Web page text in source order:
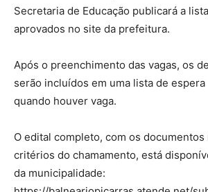
Secretaria de Educação publicará a
aprovados no site da prefeitura.
Após o preenchimento das vagas, os
serão incluídos em uma lista de espera
quando houver vaga.
O edital completo, com os
critérios do chamamento, está
da municipalidade: